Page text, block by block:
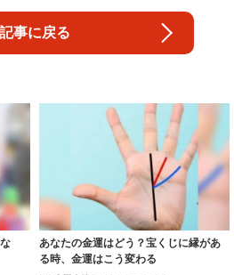
記事に戻る
あなたの金運はどう？宝くじに縁があ
る時、金運はこう変わる